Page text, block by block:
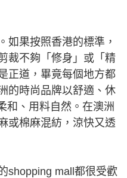
果按照香港的標準，
裁不夠「修身」或「精
正道，畢竟每個地方都
的時尚品牌以舒適、休
和、用料自然。在澳洲
或棉麻混紡，涼快又透
mall都很受歡